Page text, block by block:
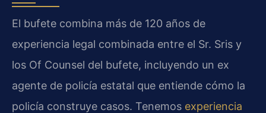
El bufete combina más de 120 años de
experiencia legal combinada entre el Sr. Sris y
los Of Counsel del bufete, incluyendo un ex
agente de policía estatal que entiende cómo la
policía construye casos. Tenemos experiencia